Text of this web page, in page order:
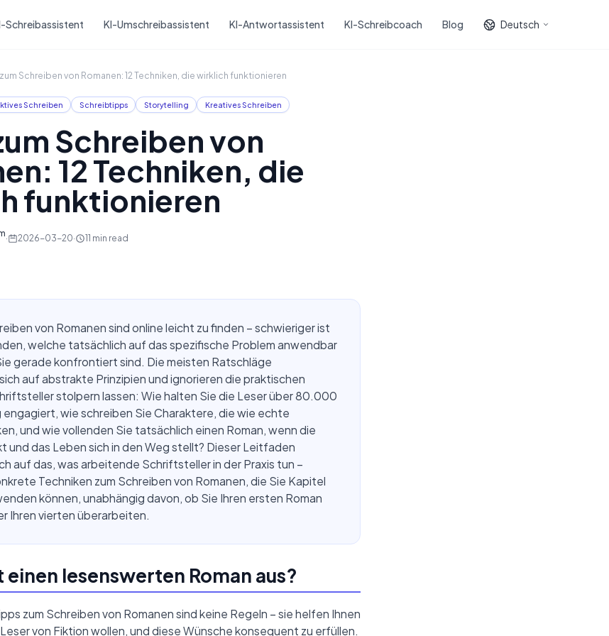
Schreibassistent KI-Umschreibassistent KI-Antwortassistent KI-Schreibcoach Blog Deutsch
Schreiben von Romanen: 12 Techniken, die wirklich funktionieren
Schreiben Schreibtipps Storytelling Kreatives Schreiben
Schreiben von
12 Techniken, die
funktionieren
· 2026-03-20· 11 min read
von Romanen sind online leicht zu finden – schwieriger ist
welche tatsächlich auf das spezifische Problem anwendbar
gerade konfrontiert sind. Die meisten Ratschläge
auf abstrakte Prinzipien und ignorieren die praktischen
stolpern lassen: Wie halten Sie die Leser über 80.000
wie schreiben Sie Charaktere, die wie echte
und wie vollenden Sie tatsächlich einen Roman, wenn die
und das Leben sich in den Weg stellt? Dieser Leitfaden
auf das, was arbeitende Schriftsteller in der Praxis tun –
Techniken zum Schreiben von Romanen, die Sie Kapitel
können, unabhängig davon, ob Sie Ihren ersten Roman
Ihren vierten überarbeiten.
einen lesenswerten Roman aus?
zum Schreiben von Romanen sind keine Regeln – sie helfen Ihnen
von Fiktion wollen, und diese Wünsche konsequent zu erfüllen.